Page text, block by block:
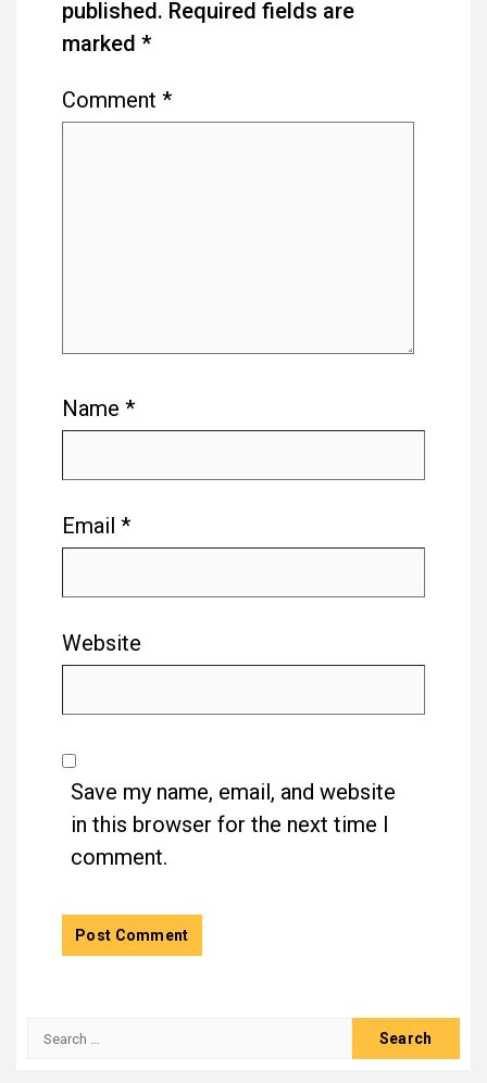
published. Required fields are
marked *
Comment *
Name *
Email *
Website
Save my name, email, and website
in this browser for the next time I
comment.